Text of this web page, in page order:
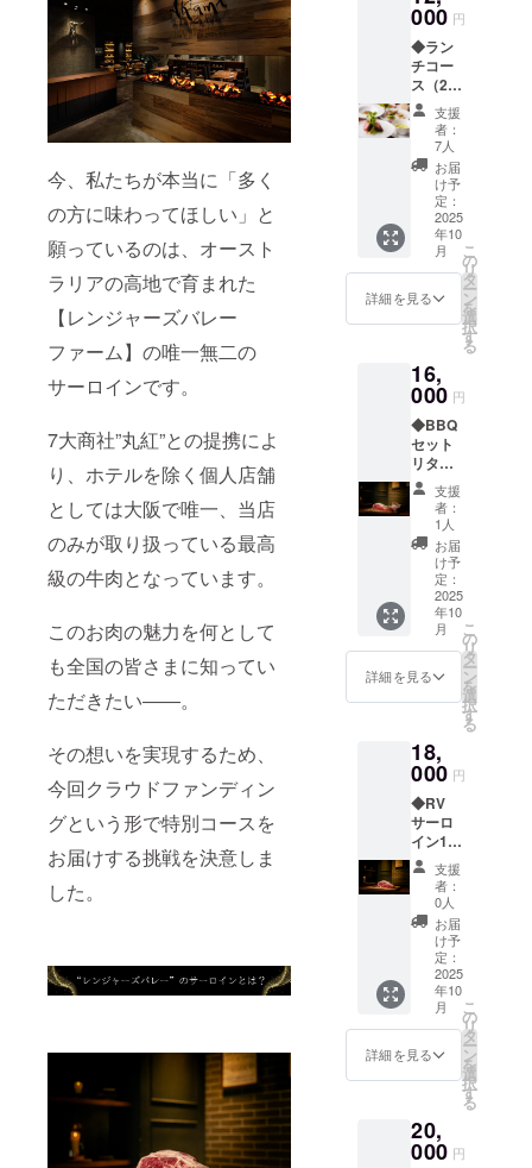
今、私たちが本当に「多く
の方に味わってほしい」と
願っているのは、オースト
ラリアの高地で育まれた
【レンジャーズバレー
ファーム】の唯一無二の
サーロインです。
7大商社”丸紅”との提携によ
り、ホテルを除く個人店舗
としては大阪で唯一、当店
のみが取り扱っている最高
級の牛肉となっています。
このお肉の魅力を何として
も全国の皆さまに知ってい
ただきたい――。
その想いを実現するため、
今回クラウドファンディン
グという形で特別コースを
お届けする挑戦を決意しま
した。
でくつろぎ
のひととき
が楽しめ
る。
000 円
◆ラン
チコー
ス（2名
様） リ
ターン
3,000円
お食事
券（有
効期
限：
2025年
9月1日
から
2025年
11月30
日） RV
イン200
ｇをメ
インに
した
コース
支援
者：
7人
お届
け予
定：
2025
年10
月
詳細を見る
こ
の
リ
タ
ー
ン
を
選
択
す
る
16,
000 円
◆BBQ
セット
リター
ン3,000
円お食
事券
（有効
期限：
2025年
9月1日
から
2025年
11月30
日） RV
サーロ
イン300
ンダー
200ｇ・
ラム
ラック
500ｇ
支援
者：
1人
お届
け予
定：
2025
年10
月
詳細を見る
こ
の
リ
タ
ー
ン
を
選
択
す
る
18,
000 円
◆RV
サーロ
イン1kg
リター
ン3,000
円お食
事券
（有効
期限：
2025年
9月1日
から
2025年
11月30
日）
支援
者：
0人
お届
け予
定：
2025
年10
月
詳細を見る
こ
の
リ
タ
ー
ン
を
選
択
す
る
20,
000 円